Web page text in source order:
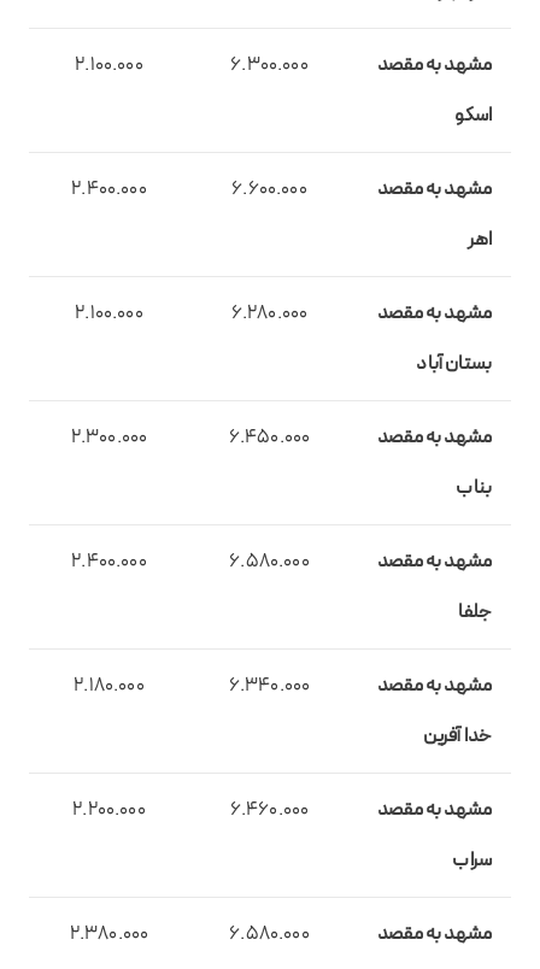
مشهد به مقصد
اسکو
6.300.000
2.100.000
مشهد به مقصد
اهر
6.600.000
2.400.000
مشهد به مقصد
بستان آباد
6.280.000
2.100.000
مشهد به مقصد
بناب
6.450.000
2.300.000
مشهد به مقصد
جلفا
6.580.000
2.400.000
مشهد به مقصد
خدا آفرین
6.340.000
2.180.000
مشهد به مقصد
سراب
6.460.000
2.200.000
مشهد به مقصد
6.580.000
2.380.000